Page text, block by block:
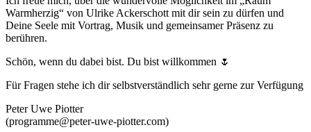
Warmherzig“ von Ulrike Ackerschott mit dir sein zu dürfen und
Deine Seele mit Vortrag, Musik und gemeinsamer Präsenz zu
berühren.
Schön, wenn du dabei bist. Du bist willkommen 🌷
Für Fragen stehe ich dir selbstverständlich sehr gerne zur Verfügung
Peter Uwe Piotter
(programme@peter-uwe-piotter.com)